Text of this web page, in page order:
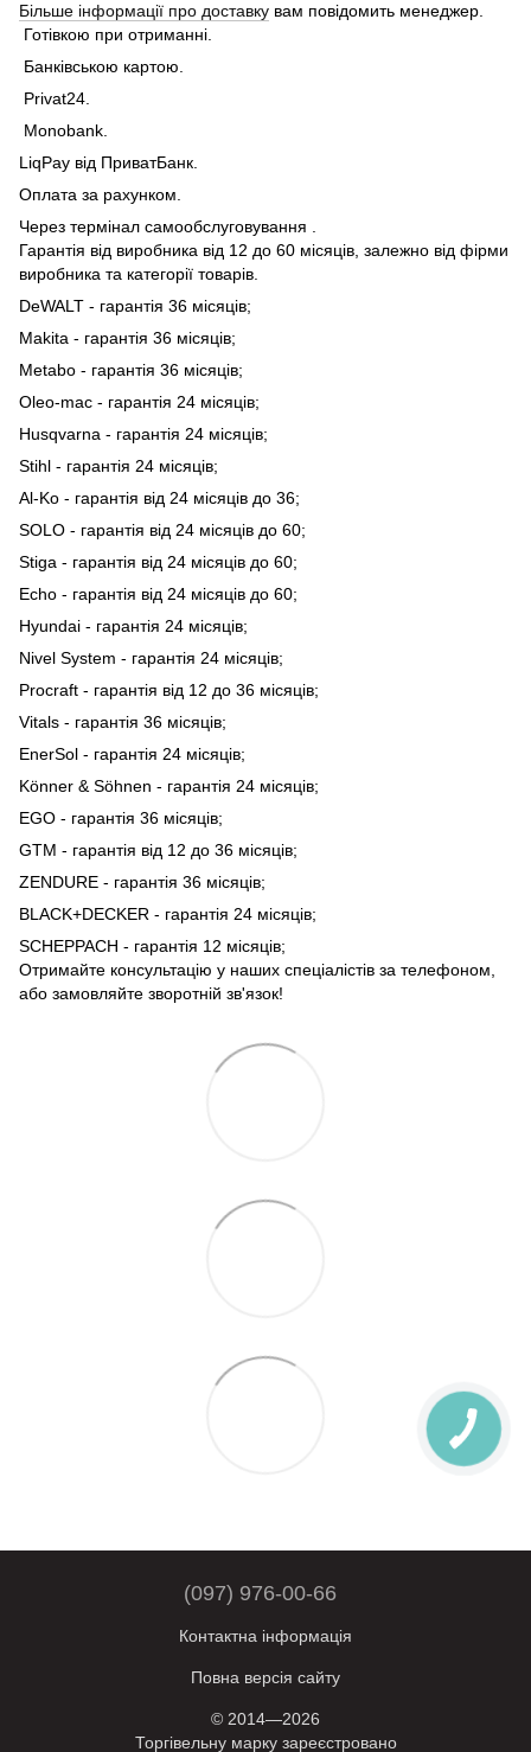
Більше інформації про доставку вам повідомить менеджер.
Готівкою при отриманні.
Банківською картою.
Privat24.
Monobank.
LiqPay від ПриватБанк.
Оплата за рахунком.
Через термінал самообслуговування .
Гарантія від виробника від 12 до 60 місяців, залежно від фірми
виробника та категорії товарів.
DeWALT - гарантія 36 місяців;
Makita - гарантія 36 місяців;
Metabo - гарантія 36 місяців;
Oleo-mac - гарантія 24 місяців;
Husqvarna - гарантія 24 місяців;
Stihl - гарантія 24 місяців;
Al-Ko - гарантія від 24 місяців до 36;
SOLO - гарантія від 24 місяців до 60;
Stiga - гарантія від 24 місяців до 60;
Echo - гарантія від 24 місяців до 60;
Hyundai - гарантія 24 місяців;
Nivel System - гарантія 24 місяців;
Procraft - гарантія від 12 до 36 місяців;
Vitals - гарантія 36 місяців;
EnerSol - гарантія 24 місяців;
Könner & Söhnen - гарантія 24 місяців;
EGO - гарантія 36 місяців;
GTM - гарантія від 12 до 36 місяців;
ZENDURE - гарантія 36 місяців;
BLACK+DECKER - гарантія 24 місяців;
SCHEPPACH - гарантія 12 місяців;
Отримайте консультацію у наших спеціалістів за телефоном,
або замовляйте зворотній зв'язок!
(097) 976-00-66
Контактна інформація
Повна версія сайту
© 2014—2026
Торгівельну марку зареєстровано